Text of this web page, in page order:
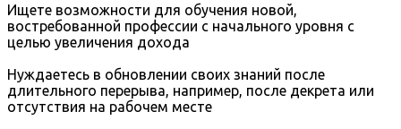
Ищете возможности для обучения новой,
востребованной профессии с начального уровня с
целью увеличения дохода
Нуждаетесь в обновлении своих знаний после
длительного перерыва, например, после декрета или
отсутствия на рабочем месте